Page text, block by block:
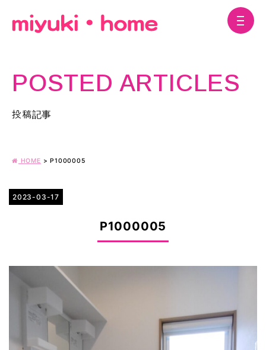
POSTED ARTICLES
投稿記事
HOME >P1000005
2023-03-17
P1000005